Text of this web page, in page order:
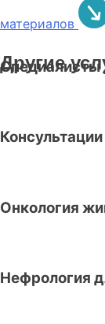
материалов
Другие
Специалисты
Онкология
Нефрология